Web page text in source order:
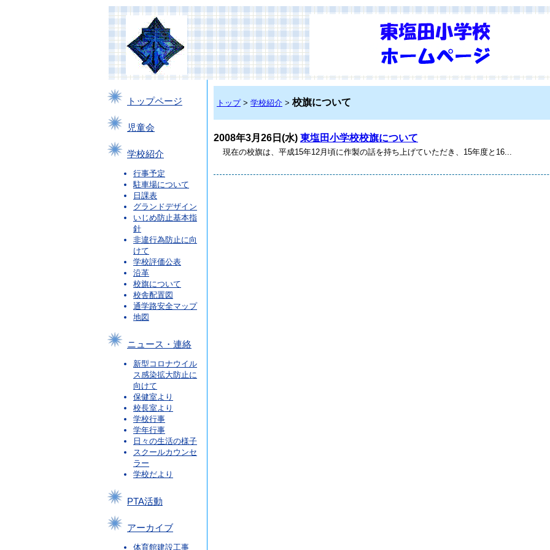
トップページ
児童会
学校紹介
行事予定
駐車場について
日課表
グランドデザイン
いじめ防止基本指
針
非違行為防止に向
けて
学校評価公表
沿革
校旗について
校舎配置図
通学路安全マップ
地図
ニュース・連絡
新型コロナウイル
ス感染拡大防止に
向けて
保健室より
校長室より
学校行事
学年行事
日々の生活の様子
スクールカウンセ
ラー
学校だより
PTA活動
アーカイブ
体育館建設工事
トップ> 学校紹介 > 校旗について
2008年3月26日(水) 東塩田小学校校旗について
現在の校旗は、平成15年12月頃に作製の話を持ち上げていただき、15年度と16...